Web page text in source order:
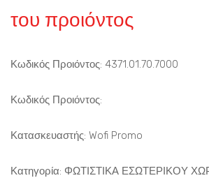
του προιόντος
Κωδικός Προιόντος: 4371.01.70.7000
Κωδικός Προιόντος:
Κατασκευαστής: Wofi Promo
Κατηγορία: ΦΩΤΙΣΤΙΚΑ ΕΣΩΤΕΡΙΚΟΥ